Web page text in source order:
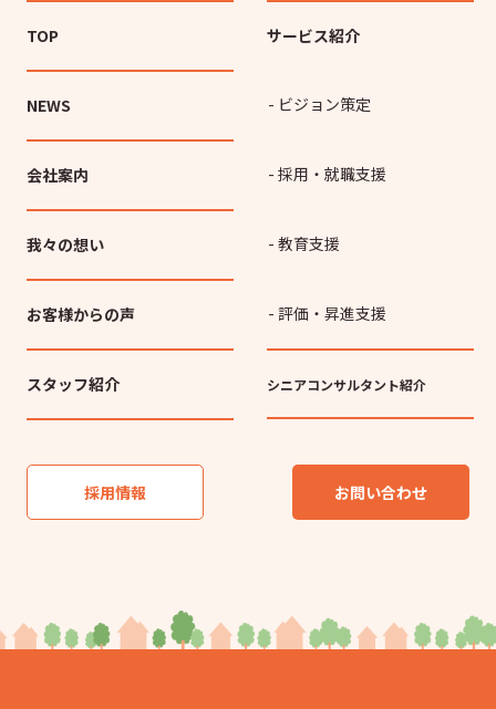
TOP
NEWS
会社案内
我々の想い
お客様からの声
サービス紹介
- ビジョン策定
- 採用・就職支援
- 教育支援
- 評価・昇進支援
スタッフ紹介 シニアコンサルタント紹介
採用情報 お問い合わせ